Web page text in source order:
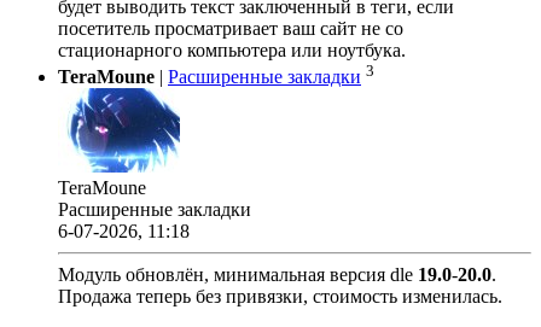
будет выводить текст заключенный в теги, если
посетитель просматривает ваш сайт не со
стационарного компьютера или ноутбука.
TeraMoune | Расширенные закладки 3
TeraMoune
Расширенные закладки
6-07-2026, 11:18
Модуль обновлён, минимальная версия dle 19.0-20.0.
Продажа теперь без привязки, стоимость изменилась.